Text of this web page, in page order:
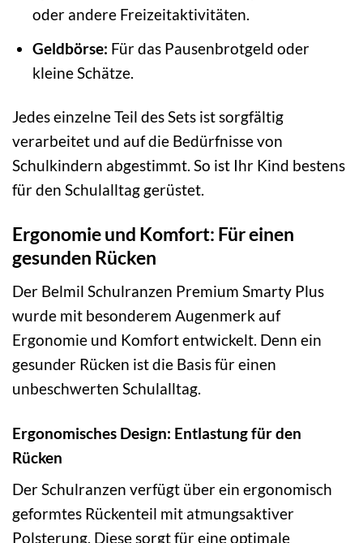
oder andere Freizeitaktivitäten.
Geldbörse: Für das Pausenbrotgeld oder
kleine Schätze.
Jedes einzelne Teil des Sets ist sorgfältig
verarbeitet und auf die Bedürfnisse von
Schulkindern abgestimmt. So ist Ihr Kind bestens
für den Schulalltag gerüstet.
Ergonomie und Komfort: Für einen
gesunden Rücken
Der Belmil Schulranzen Premium Smarty Plus
wurde mit besonderem Augenmerk auf
Ergonomie und Komfort entwickelt. Denn ein
gesunder Rücken ist die Basis für einen
unbeschwerten Schulalltag.
Ergonomisches Design: Entlastung für den
Rücken
Der Schulranzen verfügt über ein ergonomisch
geformtes Rückenteil mit atmungsaktiver
Polsterung. Diese sorgt für eine optimale